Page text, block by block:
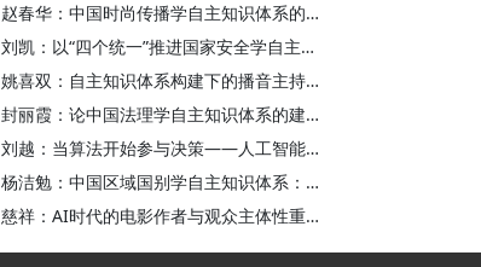
赵春华：中国时尚传播学自主知识体系的内在逻辑与实践路径
刘凯：以“四个统一”推进国家安全学自主知识体系构建
姚喜双：自主知识体系构建下的播音主持高等专业教育研究
封丽霞：论中国法理学自主知识体系的建构
刘越：当算法开始参与决策——人工智能重塑全球治理的底层逻辑
杨洁勉：中国区域国别学自主知识体系：本原、借鉴和建构
慈祥：AI时代的电影作者与观众主体性重构